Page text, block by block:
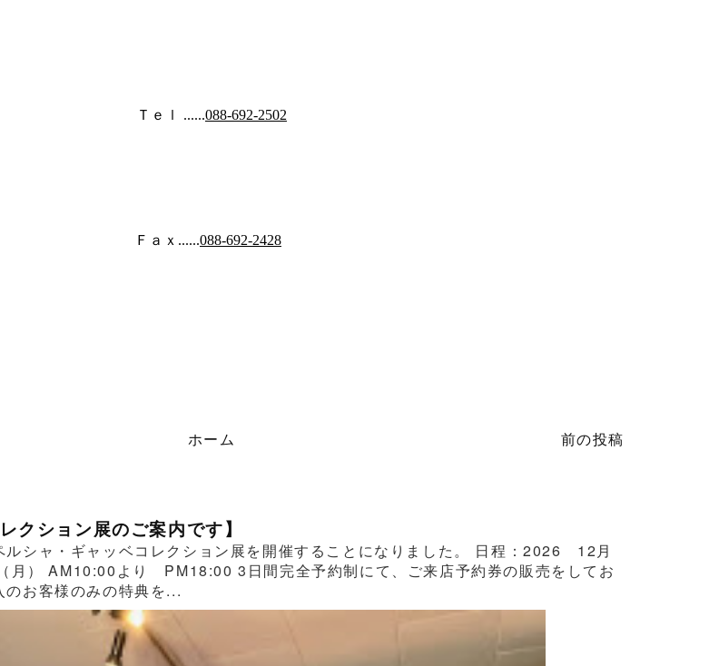
Ｔｅｌ ......088-692-2502
Ｆａｘ......088-692-2428
前の投稿
ホーム
クション展のご案内です】
ルシャ・ギャッベコレクション展を開催することになりました。 日程：2026 12月
月） AM10:00より PM18:00 3日間完全予約制にて、ご来店予約券の販売をしてお
のお客様のみの特典を...